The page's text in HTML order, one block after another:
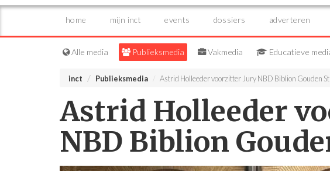
home mijn inct events dossiers adverteren
Alle media Publieksmedia Vakmedia Educatieve
inct Publieksmedia Astrid Holleeder voorzitter Jury NBD Biblion Gouden
Astrid Holleeder
NBD Biblion